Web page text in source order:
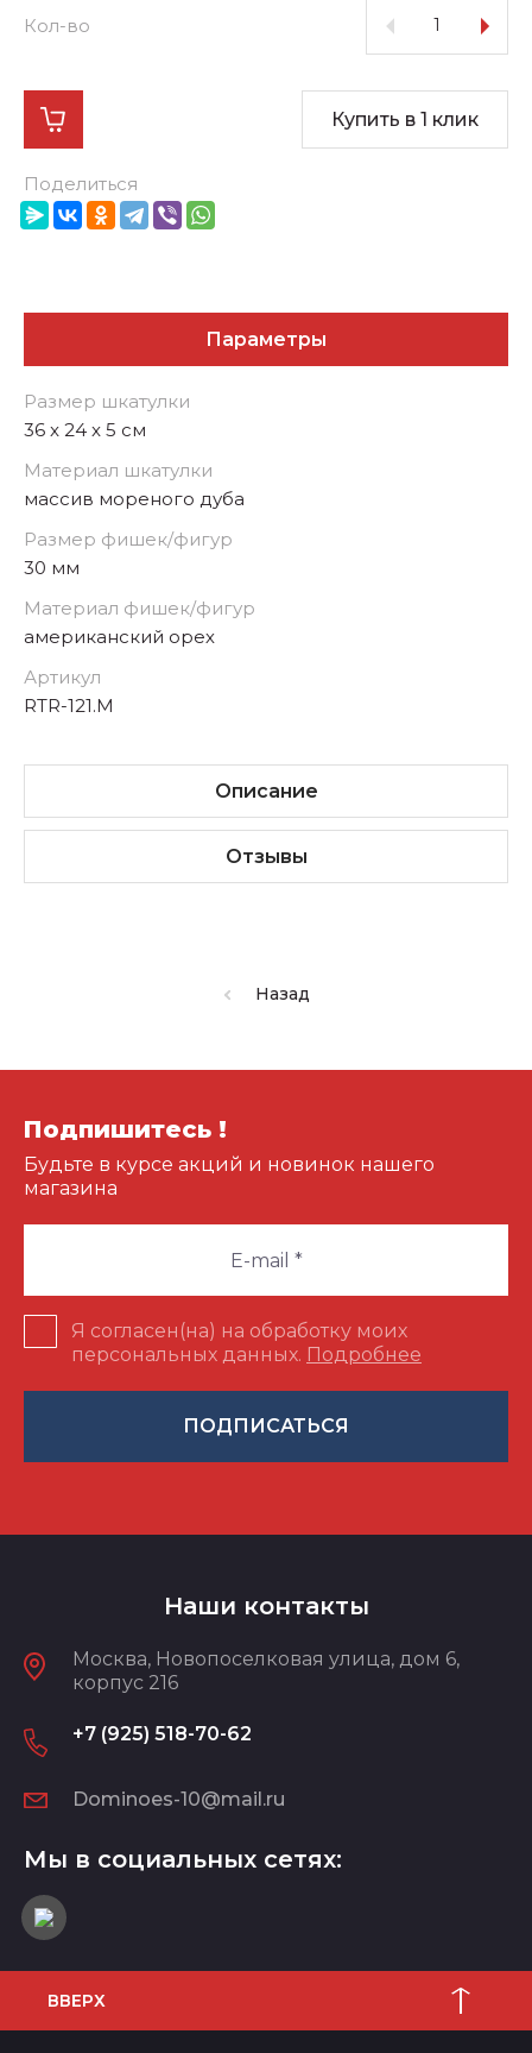
Кол-во
Купить в 1 клик
Поделиться
Параметры
Размер шкатулки
36 x 24 x 5 см
Материал шкатулки
массив мореного дуба
Размер фишек/фигур
30 мм
Материал фишек/фигур
американский орех
Артикул
RTR-121.M
Описание
Отзывы
Назад
Подпишитесь !
Будьте в курсе акций и новинок нашего
магазина
Я согласен(на) на обработку моих
персональных данных. Подробнее
ПОДПИСАТЬСЯ
Наши контакты
Москва, Новопоселковая улица, дом 6,
корпус 216
+7 (925) 518-70-62
Dominoes-10@mail.ru
Мы в социальных сетях:
ВВЕРХ